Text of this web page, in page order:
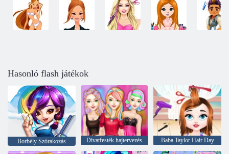
Hasonló flash játékok
Borbély Szórakozás Divatfesték hajtervezés Baba Taylor Hair Day